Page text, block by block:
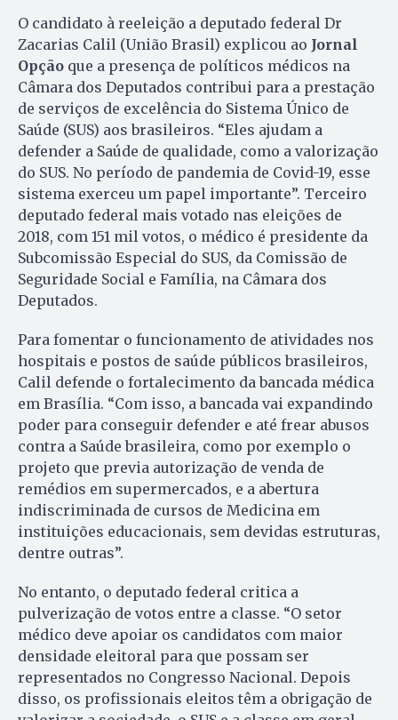
O candidato à reeleição a deputado federal Dr
Zacarias Calil (União Brasil) explicou ao Jornal
Opção que a presença de políticos médicos na
Câmara dos Deputados contribui para a prestação
de serviços de excelência do Sistema Único de
Saúde (SUS) aos brasileiros. “Eles ajudam a
defender a Saúde de qualidade, como a valorização
do SUS. No período de pandemia de Covid-19, esse
sistema exerceu um papel importante”. Terceiro
deputado federal mais votado nas eleições de
2018, com 151 mil votos, o médico é presidente da
Subcomissão Especial do SUS, da Comissão de
Seguridade Social e Família, na Câmara dos
Deputados.
Para fomentar o funcionamento de atividades nos
hospitais e postos de saúde públicos brasileiros,
Calil defende o fortalecimento da bancada médica
em Brasília. “Com isso, a bancada vai expandindo
poder para conseguir defender e até frear abusos
contra a Saúde brasileira, como por exemplo o
projeto que previa autorização de venda de
remédios em supermercados, e a abertura
indiscriminada de cursos de Medicina em
instituições educacionais, sem devidas estruturas,
dentre outras”.
No entanto, o deputado federal critica a
pulverização de votos entre a classe. “O setor
médico deve apoiar os candidatos com maior
densidade eleitoral para que possam ser
representados no Congresso Nacional. Depois
disso, os profissionais eleitos têm a obrigação de